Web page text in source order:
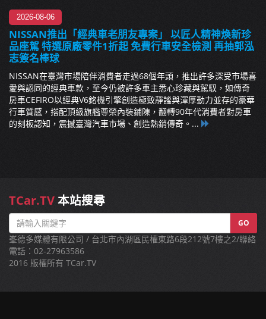
2026-08-06
NISSAN推出「經典車老朋友專案」 以匠人精神煥新珍
品座駕 特選原廠零件1折起 免費行車安全檢測 再抽郭泓
志簽名棒球
NISSAN在臺灣市場陪伴消費者走過68個年頭，推出許多深受市場喜
愛與認同的經典車款，至今仍被許多車主悉心珍藏與駕馭，如傳奇
房車CEFIRO以經典V6銘機引擎創造極致靜謐與渾厚動力並存的豪華
行車質感，搭配頂級旗艦尊榮內裝鋪陳，翻轉90年代消費者對房車
的刻板認知，震撼臺灣汽車市場、創造熱銷傳奇。...
TCar.TV本站搜尋
GO
峯德多媒體有限公司 / 台北市內湖區民權東路6段212號7樓之2/聯絡
電話：02-27963586
2016 版權所有 TCar.TV